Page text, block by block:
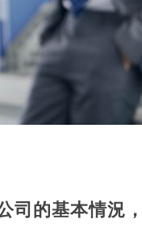
司的基本情況，